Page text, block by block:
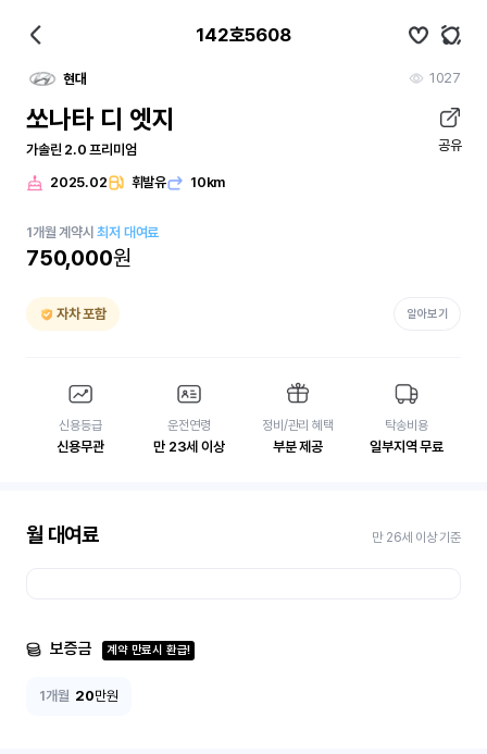
142호5608
현대 1027
쏘나타 디 엣지
가솔린 2.0 프리미엄 공유
2025.02 휘발유 10km
1개월 계약시최저 대여료
750,000원
자차 포함 알아보기
신용등급
신용무관
운전연령
만 23세 이상
정비/관리 혜택
부분 제공
탁송비용
일부지역 무료
월 대여료 만 26세 이상 기준
보증금 계약 만료시 환급!
1개월 20만원